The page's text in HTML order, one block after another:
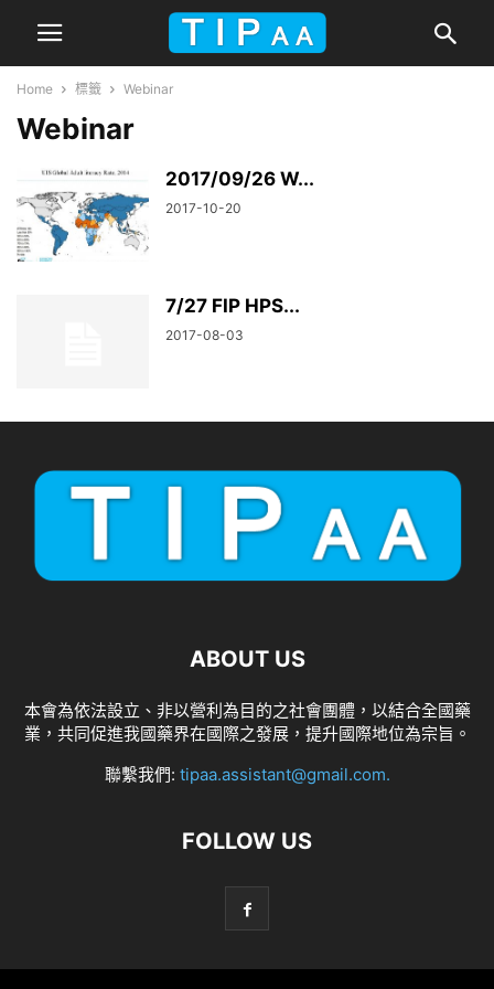
Home 標籤 Webinar
Webinar
2017/09/26 W...
2017-10-20
7/27 FIP HPS...
2017-08-03
ABOUT US
本會為依法設立、非以營利為目的之社會團體，以結合全國藥
業，共同促進我國藥界在國際之發展，提升國際地位為宗旨。
聯繫我們: tipaa.assistant@gmail.com.
FOLLOW US